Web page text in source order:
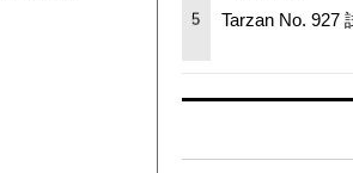
5 Tarzan No. 927